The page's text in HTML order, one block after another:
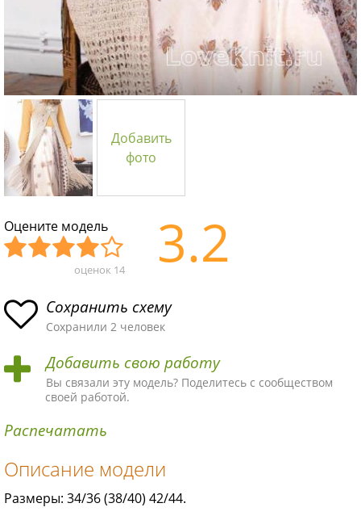
Добавить
фото
Оцените модель
асн
ая
ма
пло
хая
ма
ыч
ная
ма
Хор
ая
ма
Отл
ая
ма!
оценок 14 3.2
Сохранить схему
Сохранили 2 человек
Добавить свою работу
Вы связали эту модель? Поделитесь с сообществом
своей работой.
Распечатать
Описание модели
Размеры: 34/36 (38/40) 42/44.